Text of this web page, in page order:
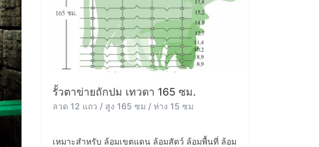
รั้วตาข่ายถักปม เทวดา 165 ซม.
ลวด 12 แถว / สูง 165 ซม / ห่าง 15 ซม
เหมาะสำหรับ ล้อมเขตแดน ล้อมสัตว์ ล้อมพื้นที่ ล้อม